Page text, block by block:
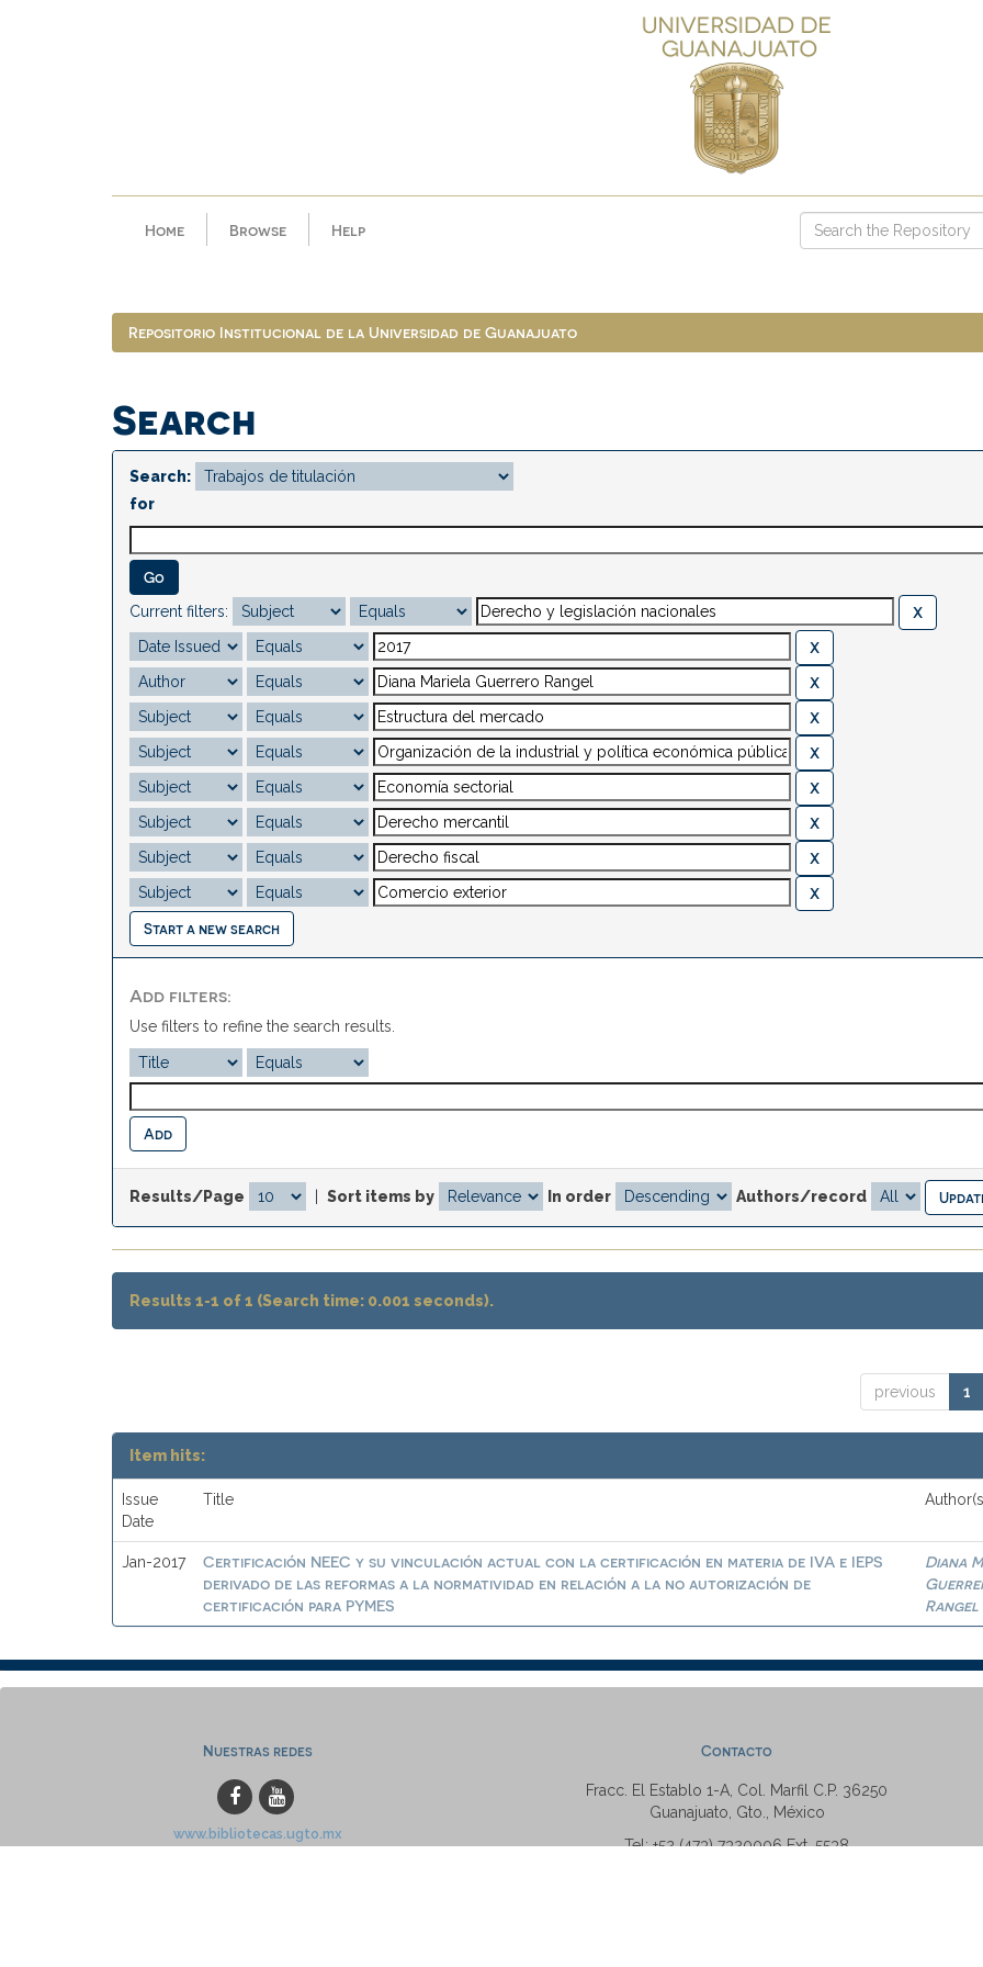
Home Browse Help
Repositorio Institucional de la Universidad de Guanajuato
Search
Search:
for
Current filters:
Start a new search
Add filters:
Use filters to refine the search results.
Results/Page Sort items by In order Authors/record
Results 1-1 of 1 (Search time: 0.001 seconds).
previous 1
Item hits:
Issue
Date
Title
Jan-2017
Certificación NEEC y su vinculación actual con la certificación en materia de IVA e IEPS
derivado de las reformas a la normatividad en relación a la no autorización de
certificación para PYMES
Diana
Rangel
Nuestras redes
www.bibliotecas.ugto.mx
Contacto
Fracc. El Establo 1-A, Col. Marfil C.P. 36250
Guanajuato, Gto., México
Tel: +52 (473) 7320006 Ext. 5538